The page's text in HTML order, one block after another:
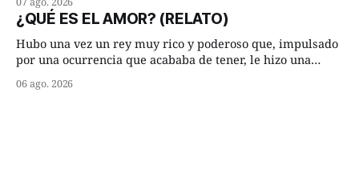
cuarto de hora andando a buen paso. Cierta noche,
terminada su jornada laboral caminaba él hacía su mísera
morada cundo comenzó a llover
¿QUÉ ES EL AMOR? (RELATO)
Hubo una vez un rey muy rico y poderoso que, impulsado
por una ocurrencia que acababa de tener, le hizo una
Dime, hombre sabio, ¿qué es el amor según tú? Su
06 ago. 2026